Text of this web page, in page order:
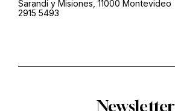
Sarandí y Misiones, 11000 Montevideo
2915 5493
Newsletter